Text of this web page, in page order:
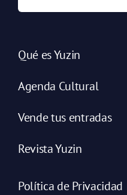
Qué es Yuzin
Agenda Cultural
Vende tus entradas
Revista Yuzin
Política de Privacidad